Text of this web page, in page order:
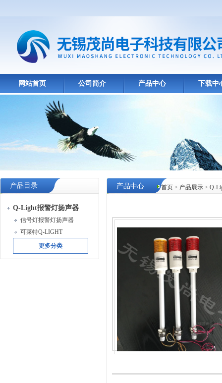
网站首页 公司简介 产品中心 下载中
产品目录
Q-Light报警灯扬声器
信号灯报警灯扬声器
可莱特Q-LIGHT
更多分类
首页 > 产品展示 > Q-
产品中心